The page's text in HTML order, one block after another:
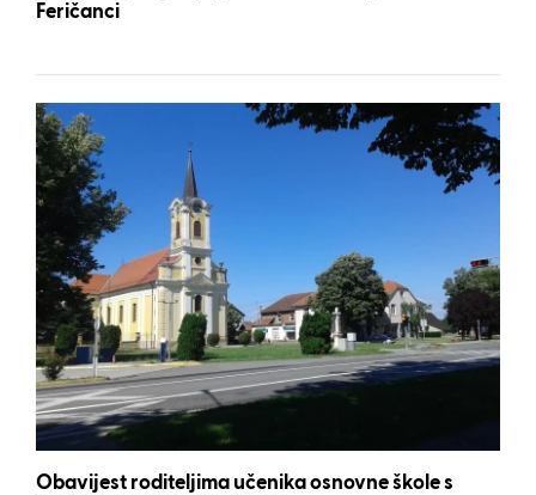
Feričanci
Obavijest roditeljima učenika osnovne škole s